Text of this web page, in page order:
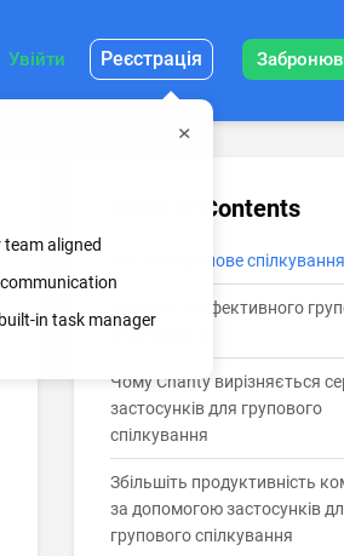
Увійти Реєстрація
aligned
in task manager
Table of Contents
Що таке групове
Виклики неефективного
спілкування
Чому Chanty вирізняється
застосунків для групового
спілкування
Збільшіть продуктивність
за допомогою застосунків
групового спілкування